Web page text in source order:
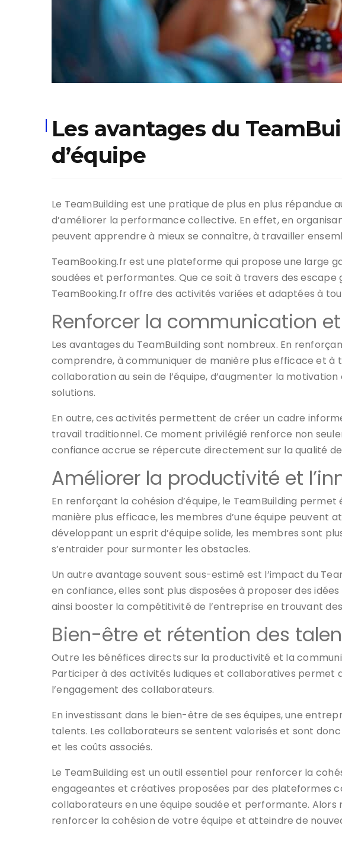
Les avantages du
d’équipe
Le TeamBuilding est une pratique de plus en plus
d’améliorer la performance collective. En effet, en
peuvent apprendre à mieux se connaître, à travailler
TeamBooking.fr est une plateforme qui propose une large
soudées et performantes. Que ce soit à travers des escape
TeamBooking.fr offre des activités variées et adaptées à
Renforcer la communication
Les avantages du TeamBuilding sont nombreux. En
comprendre, à communiquer de manière plus efficace et à
collaboration au sein de l’équipe, d’augmenter la
solutions.
En outre, ces activités permettent de créer un cadre
travail traditionnel. Ce moment privilégié renforce non
confiance accrue se répercute directement sur la qualité
Améliorer la productivité et
En renforçant la cohésion d’équipe, le TeamBuilding
manière plus efficace, les membres d’une équipe peuvent
développant un esprit d’équipe solide, les membres sont
s’entraider pour surmonter les obstacles.
Un autre avantage souvent sous-estimé est l’impact du
en confiance, elles sont plus disposées à proposer des
ainsi booster la compétitivité de l’entreprise en trouvant
Bien-être et rétention des
Outre les bénéfices directs sur la productivité et la
Participer à des activités ludiques et collaboratives
l’engagement des collaborateurs.
En investissant dans le bien-être de ses équipes, une
talents. Les collaborateurs se sentent valorisés et sont
et les coûts associés.
Le TeamBuilding est un outil essentiel pour renforcer la
engageantes et créatives proposées par des plateformes
collaborateurs en une équipe soudée et performante. Alors
renforcer la cohésion de votre équipe et atteindre de